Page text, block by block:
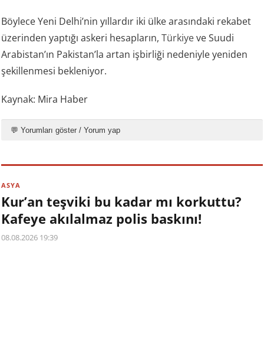
Böylece Yeni Delhi’nin yıllardır iki ülke arasındaki rekabet
üzerinden yaptığı askeri hesapların,Türkiyeve Suudi
Arabistan’ın Pakistan’la artan işbirliği nedeniyle yeniden
şekillenmesi bekleniyor.
Kaynak: Mira Haber
💬 Yorumları göster / Yorum yap
ASYA
Kur’an teşviki bu kadar mı korkuttu?
Kafeye akılalmaz polis baskını!
08.08.2026 19:39